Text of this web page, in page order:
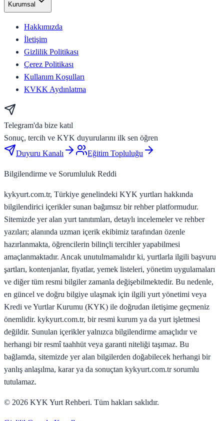
Kurumsal
Hakkımızda
İletişim
Gizlilik Politikası
Çerez Politikası
Kullanım Koşulları
KVKK Aydınlatma
Telegram'da bize katıl
Sonuç, tercih ve KYK duyurularını ilk sen öğren
Duyuru Kanalı
Eğitim Topluluğu
Bilgilendirme ve Sorumluluk Reddi
kykyurt.com.tr, Türkiye genelindeki KYK yurtları hakkında
bilgilendirici içerikler sunan bağımsız bir rehber platformudur.
Sitemizde yer alan yurt tanıtımları, detaylı incelemeler ve rehber
yazıları; alanında uzman içerik ekibimiz tarafından özenle
hazırlanmakta, öğrencilerin bilinçli tercihler yapabilmesi
amaçlanmaktadır. Ancak unutulmamalıdır ki, yurtlarla ilgili başvuru
şartları, kontenjanlar, fiyatlar, yemek listeleri, yönetim uygulamaları
ve diğer tüm resmi bilgiler zamanla değişebilmektedir. Bu nedenle,
en güncel ve doğru bilgiye ulaşmak için ilgili yurt yönetimi veya
Kredi ve Yurtlar Kurumu (KYK) ile doğrudan iletişime geçmeniz
önemlidir. kykyurt.com.tr, bir resmi kurum ya da yurt işletmesi
değildir. Sunulan içerikler yalnızca bilgilendirme amaçlıdır ve
herhangi bir resmî taahhüt veya garanti niteliği taşımaz. Bu
bağlamda, sitemizde yer alan bilgilerden doğabilecek herhangi bir
yanlış anlaşılma, karar ya da sonuçtan kykyurt.com.tr sorumlu
tutulamaz.
© 2026 KYK Yurt Rehberi. Tüm hakları saklıdır.